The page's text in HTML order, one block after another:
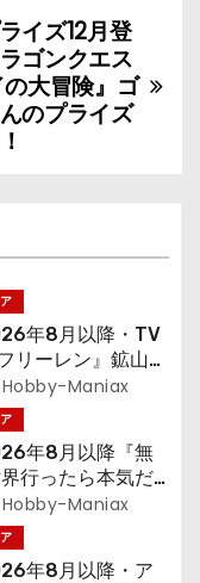
イズ12月登
ゴンクエス
の大冒険』ゴ
のプライズ
年8月以降・TV
リーレン』鉱山で
っっちゃった
立体化！
Hobby-Maniax
年8月以降『無
行ったら本気だ
シー」のフィギュ
Hobby-Maniax
年8月以降・ア